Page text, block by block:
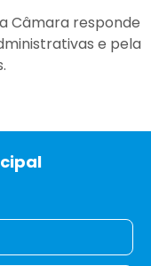
Câmara responde
e pela